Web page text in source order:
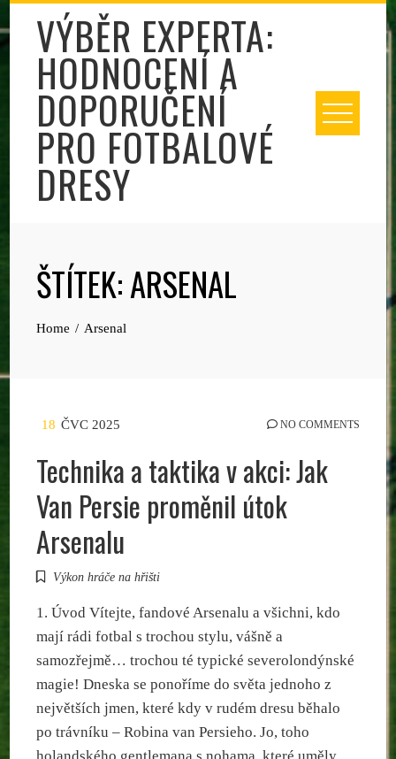
to
contentVÝBĚR EXPERTA:
HODNOCENÍ A
DOPORUČENÍ
PRO FOTBALOVÉ
DRESY
ŠTÍTEK:ARSENAL
Home Arsenal
18 ČVC 2025 NO COMMENTS
Technika a taktika v akci: Jak
Van Persie proměnil útok
Arsenalu
Výkon hráče na hřišti
1. Úvod Vítejte, fandové Arsenalu a všichni, kdo
mají rádi fotbal s trochou stylu, vášně a
samozřejmě… trochou té typické severolondýnské
magie! Dneska se ponoříme do světa jednoho z
největších jmen, které kdy v rudém dresu běhalo
po trávníku – Robina van Persieho. Jo, toho